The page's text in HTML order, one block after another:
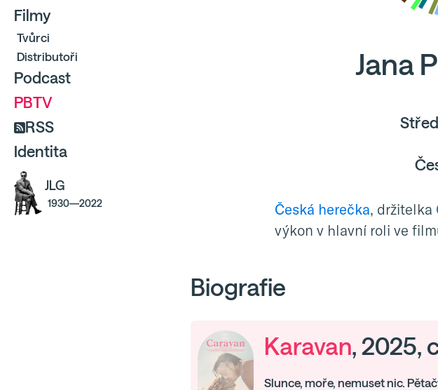
Filmy
Tvůrci
Distributoři
Podcast
PBTV
RSS
Identita
JLG
1930—2022
Jana
Česká herečka, držitelka
výkon v hlavní roli ve
Biografie
Karavan, 2025,
Slunce, moře, nemuset nic.